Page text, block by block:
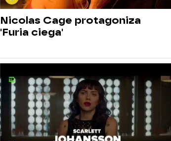
Nicolas Cage protagoniza
'Furia ciega'